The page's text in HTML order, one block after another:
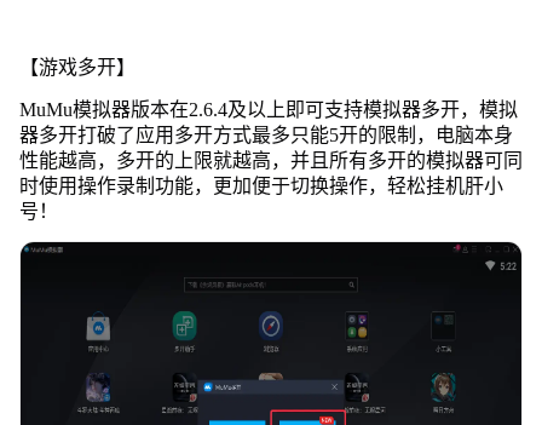
【游戏多开】
MuMu模拟器版本在2.6.4及以上即可支持模拟器多开，模拟
器多开打破了应用多开方式最多只能5开的限制，电脑本身
性能越高，多开的上限就越高，并且所有多开的模拟器可同
时使用操作录制功能，更加便于切换操作，轻松挂机肝小
号！